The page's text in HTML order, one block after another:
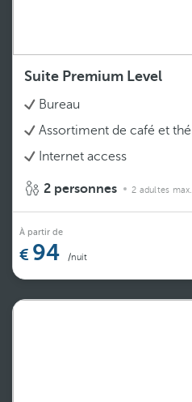
Suite Premium Level
Bureau
Assortiment de café et thé
Internet access
2 personnes 2 adultes max.
À partir de
94 /nuit